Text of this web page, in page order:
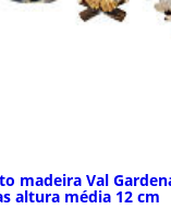
madeira Val
altura média 12 cm